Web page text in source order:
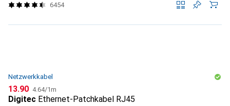
6454
Netzwerkkabel
CHF
13.90 CHF
4.64/1m
Digitec Ethernet-Patchkabel RJ45